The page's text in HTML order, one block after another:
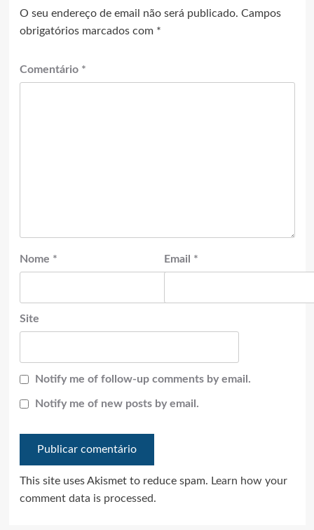
O seu endereço de email não será publicado. Campos
obrigatórios marcados com *
Comentário *
Nome * Email *
Site
Notify me of follow-up comments by email.
Notify me of new posts by email.
This site uses Akismet to reduce spam. Learn how your
comment data is processed.